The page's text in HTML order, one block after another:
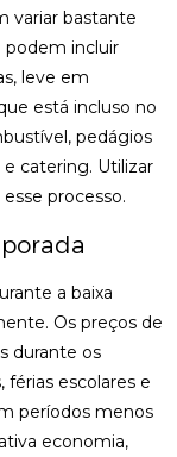
variar bastante
incluir
leve em
está incluso no
pedágios
catering. Utilizar
processo.
a baixa
Os preços de
durante os
escolares e
períodos menos
economia,